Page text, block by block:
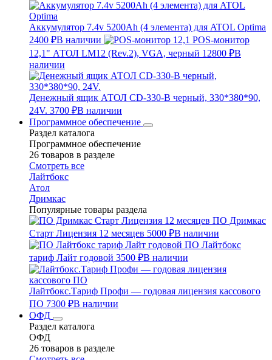
Аккумулятор 7.4v 5200Ah (4 элемента) для ATOL Optima
2400 ₽В наличии
POS-монитор
12,1" АТОЛ LM12 (Rev.2), VGA, черный 12800 ₽В
наличии
Денежный ящик АТОЛ CD-330-B черный, 330*380*90,
24V. 3700 ₽В наличии
Программное обеспечение
Раздел каталога
Программное обеспечение
26 товаров в разделе
Смотреть все
Лайтбокс
Атол
Дримкас
Популярные товары раздела
ПО Дримкас
Старт Лицензия 12 месяцев 5000 ₽В наличии
ПО Лайтбокс
тариф Лайт годовой 3500 ₽В наличии
Лайтбокс.Тариф Профи — годовая лицензия кассового
ПО 7300 ₽В наличии
ОФД
Раздел каталога
ОФД
26 товаров в разделе